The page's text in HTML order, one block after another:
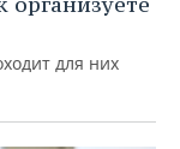
для них